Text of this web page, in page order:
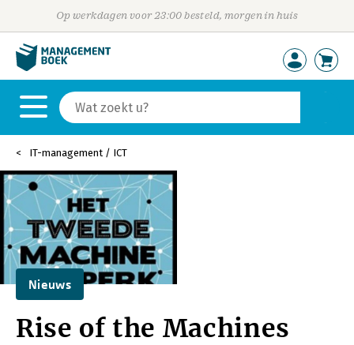
Op werkdagen voor 23:00 besteld, morgen in huis
IT-management / ICT
Nieuws
Rise of the Machines